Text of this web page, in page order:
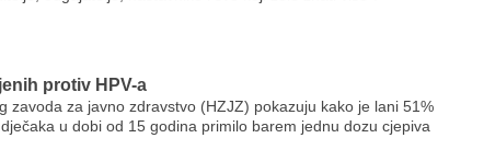
protiv HPV-a
zavoda za javno zdravstvo (HZJZ) pokazuju kako je lani 51%
u dobi od 15 godina primilo barem jednu dozu cjepiva